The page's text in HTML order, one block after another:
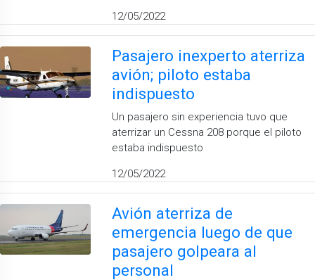
12/05/2022
Pasajero inexperto aterriza
avión; piloto estaba
indispuesto
Un pasajero sin experiencia tuvo que
aterrizar un Cessna 208 porque el piloto
estaba indispuesto
12/05/2022
Avión aterriza de
emergencia luego de que
pasajero golpeara al
personal